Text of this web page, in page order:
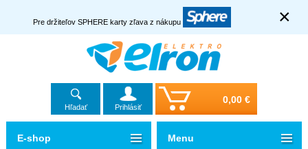
Pre držiteľov SPHERE karty zľava z nákupu ×
Hľadať Prihlásiť
0,00 €
E-shop Menu